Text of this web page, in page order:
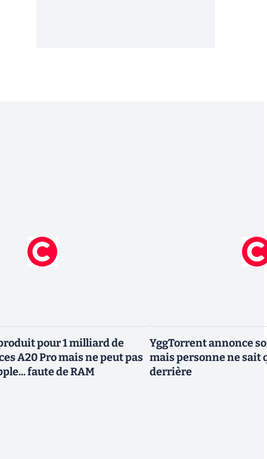
pour 1 milliard de
A20 Pro mais ne peut pas
faute de RAM
YggTorrent annonce
mais personne ne sait
derrière